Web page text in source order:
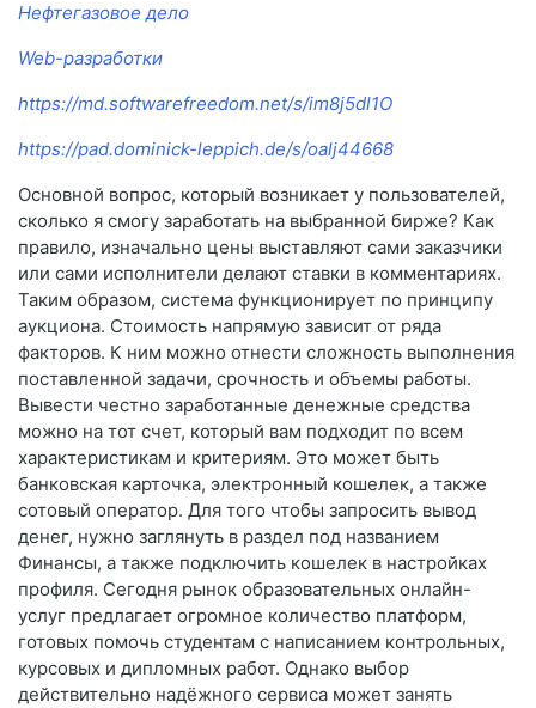
Нефтегазовое дело
Web-разработки
https://md.softwarefreedom.net/s/im8j5dl1O
https://pad.dominick-leppich.de/s/oalj44668
Основной вопрос, который возникает у пользователей,
сколько я смогу заработать на выбранной бирже? Как
правило, изначально цены выставляют сами заказчики
или сами исполнители делают ставки в комментариях.
Таким образом, система функционирует по принципу
аукциона. Стоимость напрямую зависит от ряда
факторов. К ним можно отнести сложность выполнения
поставленной задачи, срочность и объемы работы.
Вывести честно заработанные денежные средства
можно на тот счет, который вам подходит по всем
характеристикам и критериям. Это может быть
банковская карточка, электронный кошелек, а также
сотовый оператор. Для того чтобы запросить вывод
денег, нужно заглянуть в раздел под названием
Финансы, а также подключить кошелек в настройках
профиля. Сегодня рынок образовательных онлайн-
услуг предлагает огромное количество платформ,
готовых помочь студентам с написанием контрольных,
курсовых и дипломных работ. Однако выбор
действительно надёжного сервиса может занять